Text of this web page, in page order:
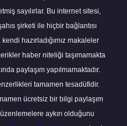
sayılırlar. Bu internet sitesi,
şirketi ile hiçbir bağlantısı
hazırladığımız makaleler
haber niteliği taşımamakta
paylaşım yapılmamaktadır.
tamamen tesadüfidir.
ücretsiz bir bilgi paylaşım
aykırı olduğunu